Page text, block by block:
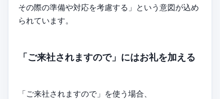
その際の準備や対応を考慮する」という意図が込め
られています。
「ご来社されますので」にはお礼を加える
「ご来社されますので」を使う場合、